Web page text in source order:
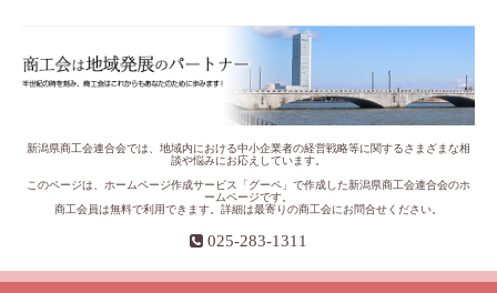
新潟県商工会連合会では、地域内における中小企業者の経営戦略等に関するさまざまな相
談や悩みにお応えしています。
このページは、ホームページ作成サービス「グーペ」で作成した新潟県商工会連合会のホ
ームページです。
商工会員は無料で利用できます。詳細は最寄りの商工会にお問合せください。
025-283-1311